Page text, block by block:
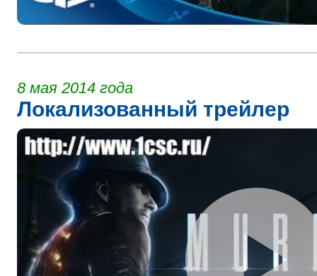
8 мая 2014 года
Локализованный трейлер